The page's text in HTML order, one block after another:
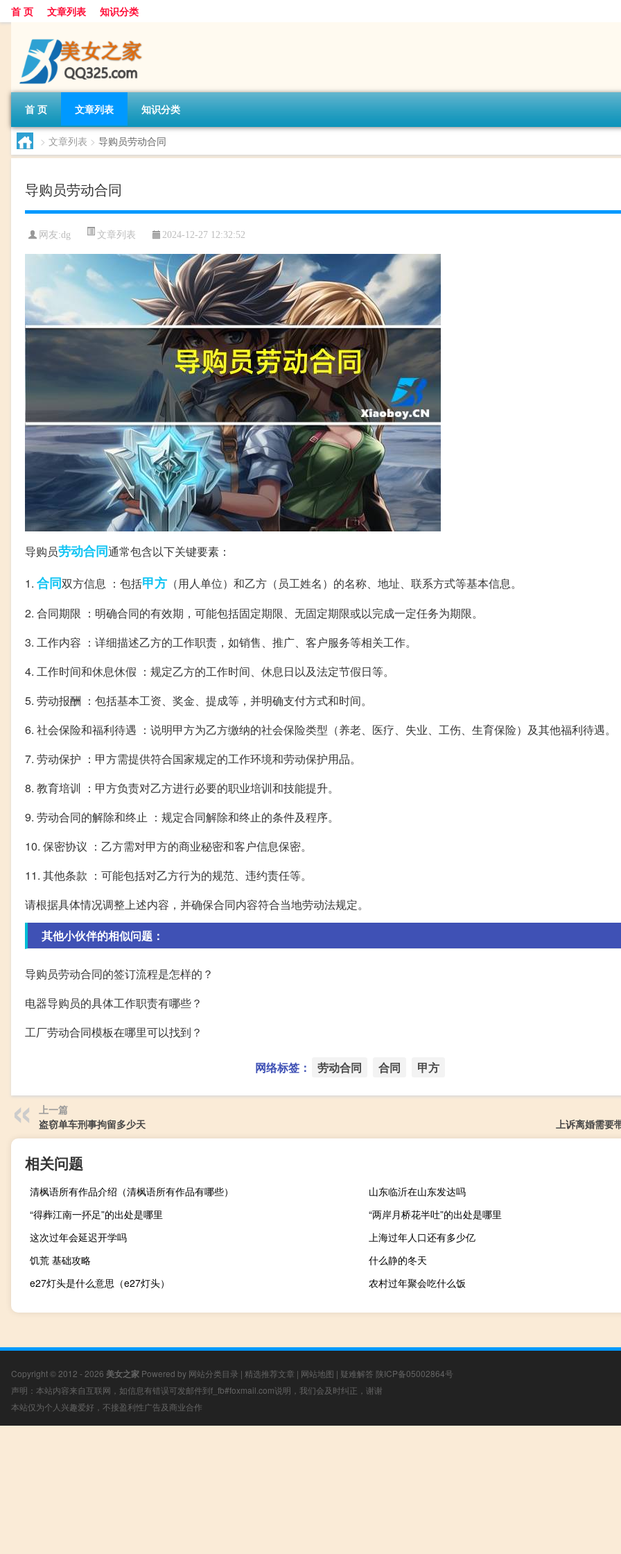
首 页 文章列表 知识分类
首 页 文章列表 知识分类
> 文章列表 > 导购员劳动合同
导购员劳动合同
网友:dg 文章列表 2024-12-27 12:32:52
导购员劳动合同通常包含以下关键要素：
1. 合同双方信息 ：包括甲方 （用人单位）和乙方（员工姓名）的名称、地址、联系方式等基本信息。
2. 合同期限 ：明确合同的有效期，可能包括固定期限、无固定期限或以完成一定任务为期限。
3. 工作内容 ：详细描述乙方的工作职责，如销售、推广、客户服务等相关工作。
4. 工作时间和休息休假 ：规定乙方的工作时间、休息日以及法定节假日等。
5. 劳动报酬 ：包括基本工资、奖金、提成等，并明确支付方式和时间。
6. 社会保险和福利待遇 ：说明甲方为乙方缴纳的社会保险类型（养老、医疗、失业、工伤、生育保险）及其他福利待遇。
7. 劳动保护 ：甲方需提供符合国家规定的工作环境和劳动保护用品。
8. 教育培训 ：甲方负责对乙方进行必要的职业培训和技能提升。
9. 劳动合同的解除和终止 ：规定合同解除和终止的条件及程序。
10. 保密协议 ：乙方需对甲方的商业秘密和客户信息保密。
11. 其他条款 ：可能包括对乙方行为的规范、违约责任等。
请根据具体情况调整上述内容，并确保合同内容符合当地劳动法规定。
其他小伙伴的相似问题：
导购员劳动合同的签订流程是怎样的？
电器导购员的具体工作职责有哪些？
工厂劳动合同模板在哪里可以找到？
网络标签： 劳动合同 合同 甲方
上一篇
盗窃单车刑事拘留多少天
上诉离婚需要
相关问题
清枫语所有作品介绍（清枫语所有作品有哪些）
山东临沂在山东发达吗
“得葬江南一抔足”的出处是哪里
“两岸月桥花半吐”的出处是哪里
这次过年会延迟开学吗
上海过年人口还有多少亿
饥荒 基础攻略
什么静的冬天
e27灯头是什么意思（e27灯头）
农村过年聚会吃什么饭
Copyright © 2012 - 2026 美女之家 Powered by 网站分类目录 | 精选推荐文章 | 网站地图 | 疑难解答 陕ICP备05002864号
声明：本站内容来自互联网，如信息有错误可发邮件到f_fb#foxmail.com说明，我们会及时纠正，谢谢
本站仅为个人兴趣爱好，不接盈利性广告及商业合作